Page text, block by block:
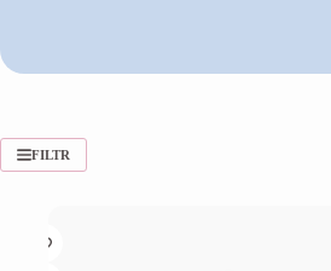
FILTR